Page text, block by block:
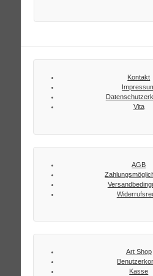
Kontakt
Vita
AGB
Art Shop
Kasse